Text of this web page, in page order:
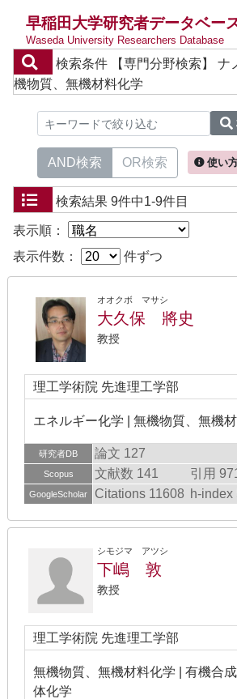
早稲田大学研究者データベー
Waseda University Researchers Database
検索条件
【専門分野検索】
機物質、無機材料化学
AND検索 OR検索 使い
検索結果 9件中1-9件目
表示順：
表示件数：
件ずつ
オオクボ マサシ
大久保 將史
教授
理工学術院 先進理工学部
エネルギー化学 | 無機物質、無機
研究者DB 論文 127
Scopus 文献数 141 引用
GoogleScholar Citations 11608 h-index
シモジマ アツシ
下嶋 敦
教授
理工学術院 先進理工学部
無機物質、無機材料化学 | 有機合
体化学